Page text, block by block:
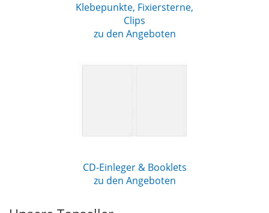
Klebepunkte, Fixiersterne,
Clips
zu den Angeboten
CD-Einleger & Booklets
zu den Angeboten